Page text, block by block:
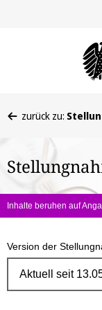
befinden
hier:
zurück zu:
Inhalte beruhen auf
Version der